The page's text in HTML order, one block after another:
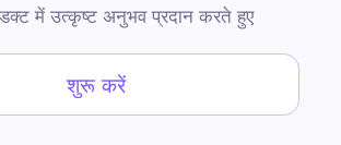
में उत्कृष्ट अनुभव प्रदान करते हुए
शुरू करें